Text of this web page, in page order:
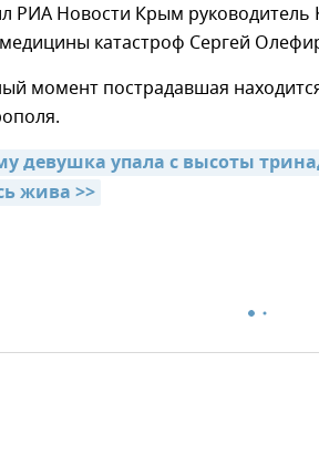
РИА Новости Крым руководитель
катастроф Сергей
момент пострадавшая
девушка упала с высоты
жива >>